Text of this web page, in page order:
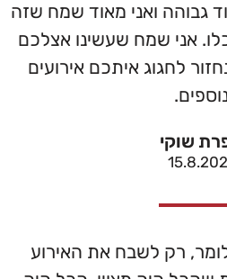
גבוהה ואני מאוד שמח שזה
אני שמח שעשינו אצלכם
לחגוג איתכם אירועים
שוקי
לומר, רק לשבח את האירוע